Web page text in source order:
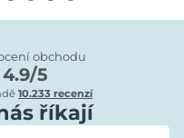
obchodu
4.9/5
10.233 recenzí
říkají